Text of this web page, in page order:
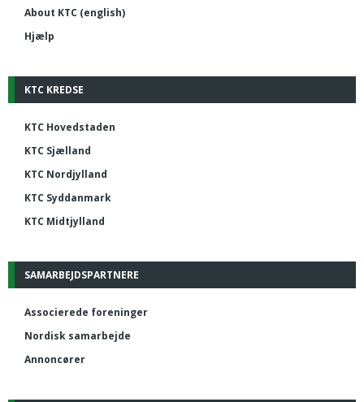
About KTC (english)
Hjælp
KTC KREDSE
KTC Hovedstaden
KTC Sjælland
KTC Nordjylland
KTC Syddanmark
KTC Midtjylland
SAMARBEJDSPARTNERE
Associerede foreninger
Nordisk samarbejde
Annoncører